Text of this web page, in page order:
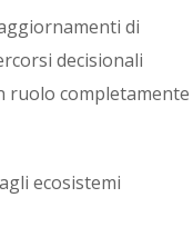
di
decisionali
ruolo completamente
ecosistemi